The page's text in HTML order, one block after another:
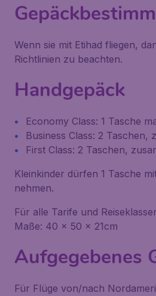
Wenn sie mit Etihad fliegen,
Richtlinien zu beachten.
Handgepäck
Economy Class: 1 Tasche
Business Class: 2 Taschen,
First Class: 2 Taschen,
Kleinkinder dürfen 1 Tasche
nehmen.
Für alle Tarife und
Maße: 40 x 50 x 21cm
Aufgegebenes
Für Flüge von/nach